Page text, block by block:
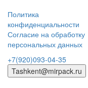
Политика
конфиденциальности
Согласие на обработку
персональных данных
+7(920)093-04-35
Tashkent@mirpack.ru